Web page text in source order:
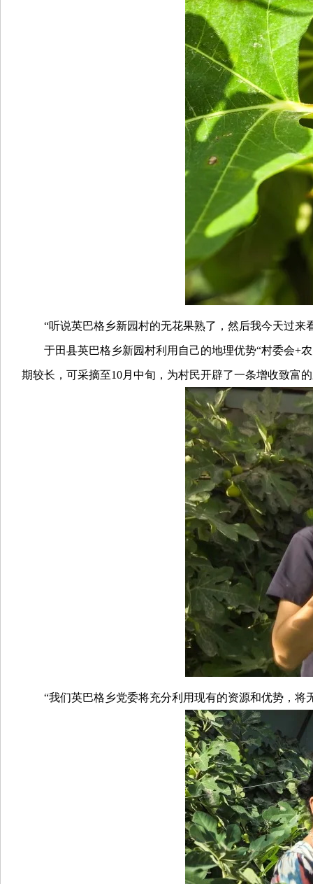
“听说英巴格乡新园村的无花果熟了，然后我今天过来
于田县英巴格乡新园村利用自己的地理优势“村委会+农
期较长，可采摘至10月中旬，为村民开辟了一条增收致富
“我们英巴格乡党委将充分利用现有的资源和优势，将